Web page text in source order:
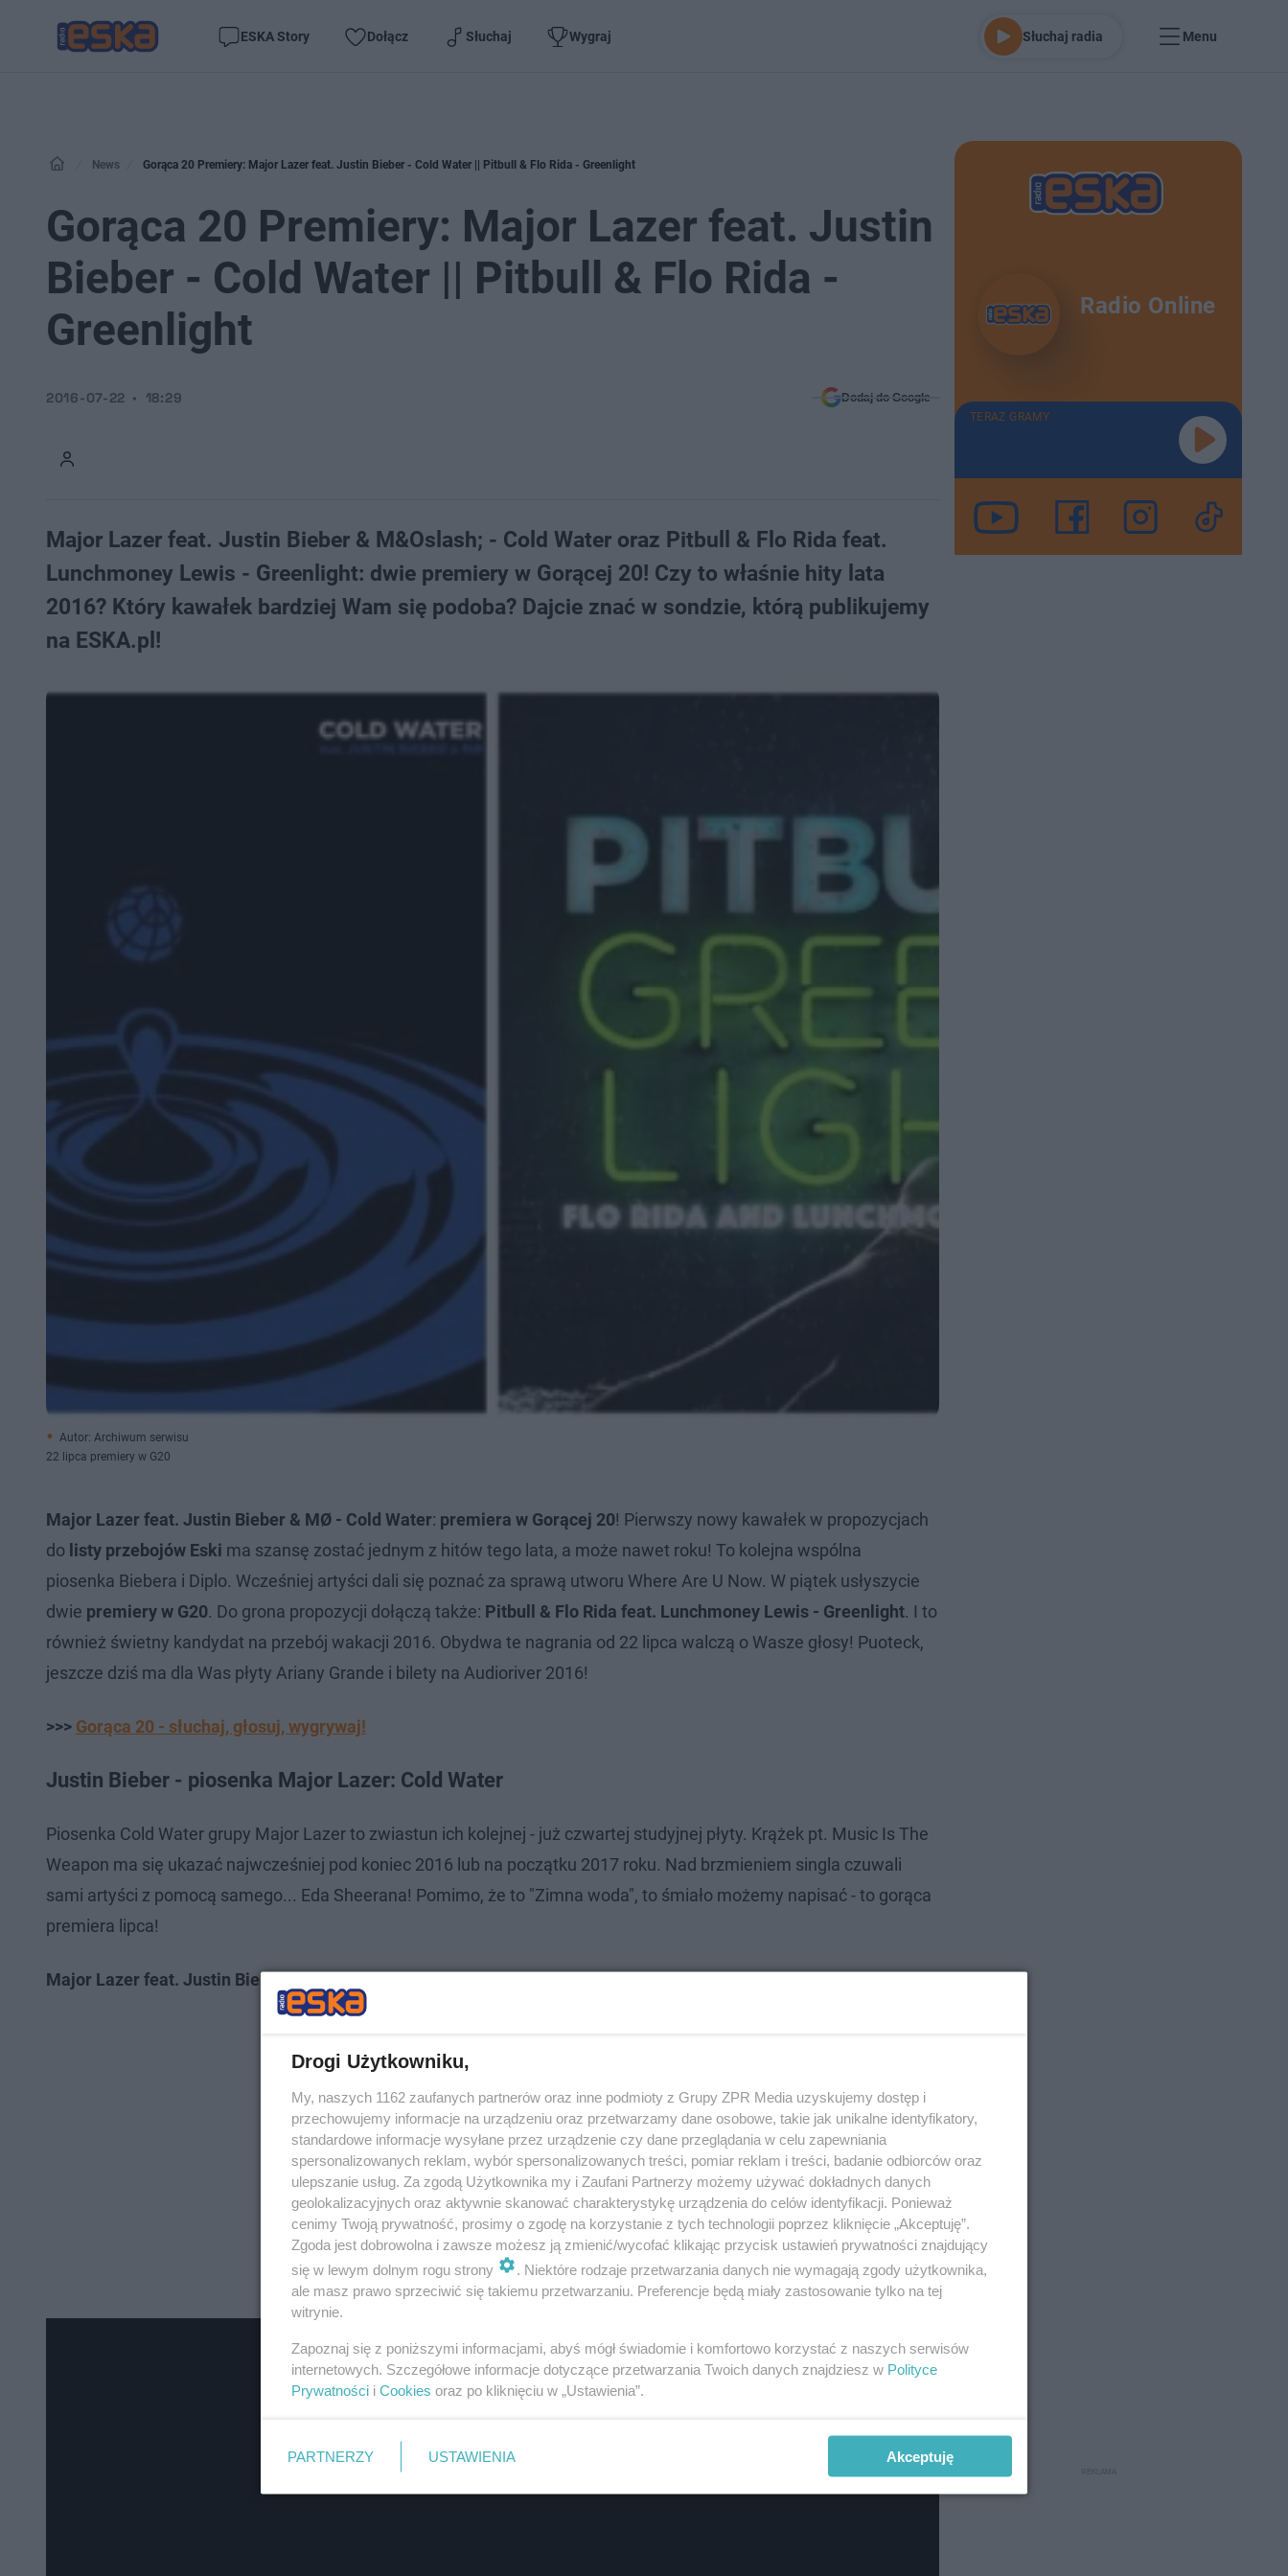
ESKA Story Dołącz Słuchaj Wygraj Słuchaj radia Menu
News Gorąca 20 Premiery: Major Lazer feat. Justin Bieber - Cold Water || Pitbull & Flo Rida - Greenlight
Gorąca 20 Premiery: Major Lazer feat. Justin
Bieber - Cold Water || Pitbull & Flo Rida -
Greenlight
2016-07-22 18:29 Dodaj do Google
Major Lazer feat. Justin Bieber & M&Oslash; - Cold Water oraz Pitbull & Flo Rida feat.
Lunchmoney Lewis - Greenlight: dwie premiery w Gorącej 20! Czy to właśnie hity lata
2016? Który kawałek bardziej Wam się podoba? Dajcie znać w sondzie, którą publikujemy
na ESKA.pl!
Autor: Archiwum serwisu
22 lipca premiery w G20
Major Lazer feat. Justin Bieber & MØ - Cold Water: premiera w Gorącej 20! Pierwszy nowy kawałek w propozycjach
do listy przebojów Eski ma szansę zostać jednym z hitów tego lata, a może nawet roku! To kolejna wspólna
piosenka Biebera i Diplo. Wcześniej artyści dali się poznać za sprawą utworu Where Are U Now. W piątek usłyszycie
dwie premiery w G20. Do grona propozycji dołączą także: Pitbull & Flo Rida feat. Lunchmoney Lewis - Greenlight. I to
również świetny kandydat na przebój wakacji 2016. Obydwa te nagrania od 22 lipca walczą o Wasze głosy! Puoteck,
jeszcze dziś ma dla Was płyty Ariany Grande i bilety na Audioriver 2016!
>>> Gorąca 20 - słuchaj, głosuj, wygrywaj!
Justin Bieber - piosenka Major Lazer: Cold Water
Piosenka Cold Water grupy Major Lazer to zwiastun ich kolejnej - już czwartej studyjnej płyty. Krążek pt. Music Is The
Weapon ma się ukazać najwcześniej pod koniec 2016 lub na początku 2017 roku. Nad brzmieniem singla czuwali
sami artyści z pomocą samego... Eda Sheerana! Pomimo, że to "Zimna woda", to śmiało możemy napisać - to gorąca
premiera lipca!
Major Lazer feat. Justin Bieber - Cold Water
Radio Online
TERAZ GRAMY
Drogi Użytkowniku,
My, naszych 1162 zaufanych partnerów oraz inne podmioty z Grupy ZPR Media uzyskujemy dostęp i
przechowujemy informacje na urządzeniu oraz przetwarzamy dane osobowe, takie jak unikalne identyfikatory,
standardowe informacje wysyłane przez urządzenie czy dane przeglądania w celu zapewniania
spersonalizowanych reklam, wybór spersonalizowanych treści, pomiar reklam i treści, badanie odbiorców oraz
ulepszanie usług. Za zgodą Użytkownika my i Zaufani Partnerzy możemy używać dokładnych danych
geolokalizacyjnych oraz aktywnie skanować charakterystykę urządzenia do celów identyfikacji. Ponieważ
cenimy Twoją prywatność, prosimy o zgodę na korzystanie z tych technologii poprzez kliknięcie „Akceptuję”.
Zgoda jest dobrowolna i zawsze możesz ją zmienić/wycofać klikając przycisk ustawień prywatności znajdujący
się w lewym dolnym rogu strony
. Niektóre rodzaje przetwarzania danych nie wymagają zgody użytkownika,
ale masz prawo sprzeciwić się takiemu przetwarzaniu. Preferencje będą miały zastosowanie tylko na tej
witrynie.
Zapoznaj się z poniższymi informacjami, abyś mógł świadomie i komfortowo korzystać z naszych serwisów
internetowych. Szczegółowe informacje dotyczące przetwarzania Twoich danych znajdziesz w Polityce
Prywatności i Cookies oraz po kliknięciu w „Ustawienia”.
PARTNERZY USTAWIENIA Akceptuję